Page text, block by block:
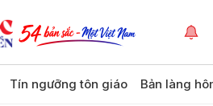
Tín ngưỡng tôn giáo Bản làng